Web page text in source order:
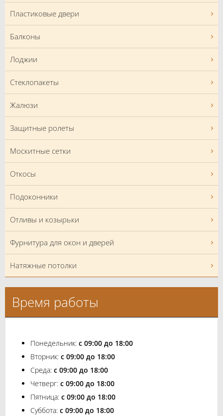
Пластиковые двери
Балконы
Лоджии
Стеклопакеты
Жалюзи
Защитные ролеты
Москитные сетки
Откосы
Подоконники
Отливы и козырьки
Фурнитура для окон и дверей
Натяжные потолки
Время работы
Понедельник: с 09:00 до 18:00
Вторник: с 09:00 до 18:00
Среда: с 09:00 до 18:00
Четверг: с 09:00 до 18:00
Пятница: с 09:00 до 18:00
Суббота: с 09:00 до 18:00